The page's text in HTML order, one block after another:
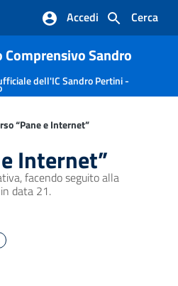
Cerca
Accedi
Sandro
dell'IC Sandro Pertini -
“Pane e Internet”
Internet”
facendo seguito alla
data 21.